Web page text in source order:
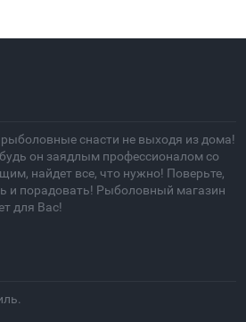
снасти не выходя из дома!
он заядлым профессионалом со
найдет все, что нужно! Поверьте,
и порадовать! Рыболовный магазин
для Вас!